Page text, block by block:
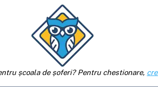
școala de șoferi? Pentru chestionare,